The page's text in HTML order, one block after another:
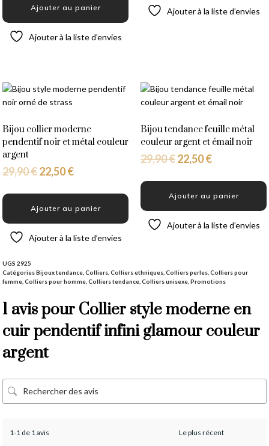
Ajouter au panier
Ajouter à la liste d’envies
Ajouter à la liste d’envies
Bijou collier moderne
pendentif noir et métal couleur
argent
29,90€22,50€
Ajouter au panier
Ajouter à la liste d’envies
Bijou tendance feuille métal
couleur argent et émail noir
29,90€22,50€
Ajouter au panier
Ajouter à la liste d’envies
UGS 2925
CatégoriesBijoux tendance Colliers Colliers ethniques Colliers perles Colliers pour
femme Colliers pour homme Colliers tendance Colliers unisexe Promotions
1 avis pour Collier style moderne en
cuir pendentif infini glamour couleur
argent
1-1 de 1 avis